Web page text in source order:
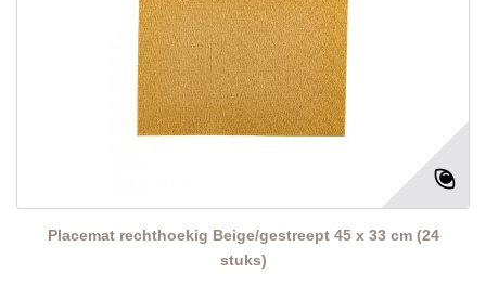
Placemat rechthoekig Beige/gestreept 45 x 33 cm (24
stuks)